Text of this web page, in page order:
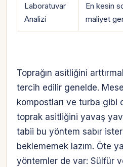
Laboratuvar
Analizi
En kesin
maliyet
Toprağın asitliğini
tercih edilir genelde.
kompostları ve turba gibi
toprak asitliğini yavaş
tabii bu yöntem sabır
beklememek lazım. Öte
yöntemler de var: Sülfür